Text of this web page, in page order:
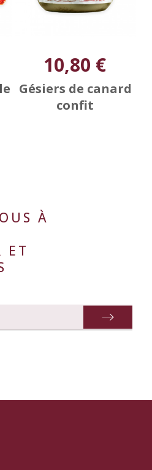
10,80 €
Gésiers de canard
confit
À
ET